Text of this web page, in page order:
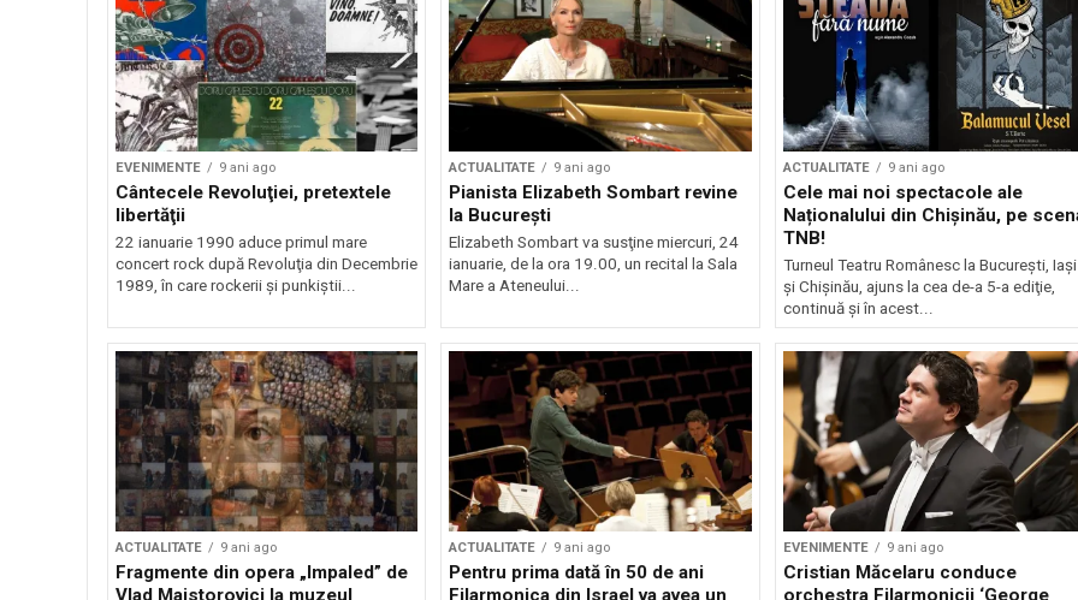
EVENIMENTE 9 ani ago
Cântecele Revoluţiei, pretextele
libertăţii
22 ianuarie 1990 aduce primul mare
concert rock după Revoluţia din Decembrie
1989, în care rockerii și punkiștii...
ACTUALITATE 9 ani ago
Pianista Elizabeth Sombart revine
la Bucureşti
Elizabeth Sombart va susţine miercuri, 24
ianuarie, de la ora 19.00, un recital la Sala
Mare a Ateneului...
ACTUALITATE 9 ani ago
Cele mai noi spectacole ale
Naționalului din Chișinău, pe
TNB!
Turneul Teatru Românesc la Bucureşti, Iaşi
şi Chişinău, ajuns la cea de-a 5-a ediţie,
continuă şi în acest...
ACTUALITATE 9 ani ago
Fragmente din opera „Impaled” de
Vlad Maistorovici la muzeul
ACTUALITATE 9 ani ago
Pentru prima dată în 50 de ani
Filarmonica din Israel va avea un
EVENIMENTE 9 ani ago
Cristian Măcelaru conduce
orchestra Filarmonicii ‘George